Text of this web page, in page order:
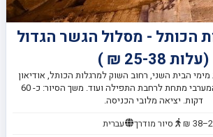
הכותל - מסלול הגשר הגדול
(עלות 25-38 ₪ )
הבית השני, רחוב השוק למרגלות הכותל, אודיאון
רומי, שרידי הכותל המערבי מתחת לרחבת התפילה ועוד. משך הסיור: כ- 60
דקות. יציאה מלובי הכניסה.
סיור מודרך
עברית